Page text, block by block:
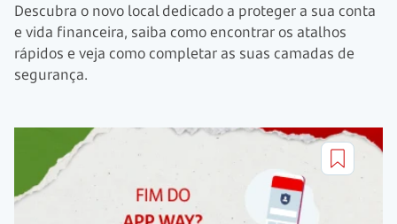
Descubra o novo local dedicado a proteger a sua conta
e vida financeira, saiba como encontrar os atalhos
rápidos e veja como completar as suas camadas de
segurança.